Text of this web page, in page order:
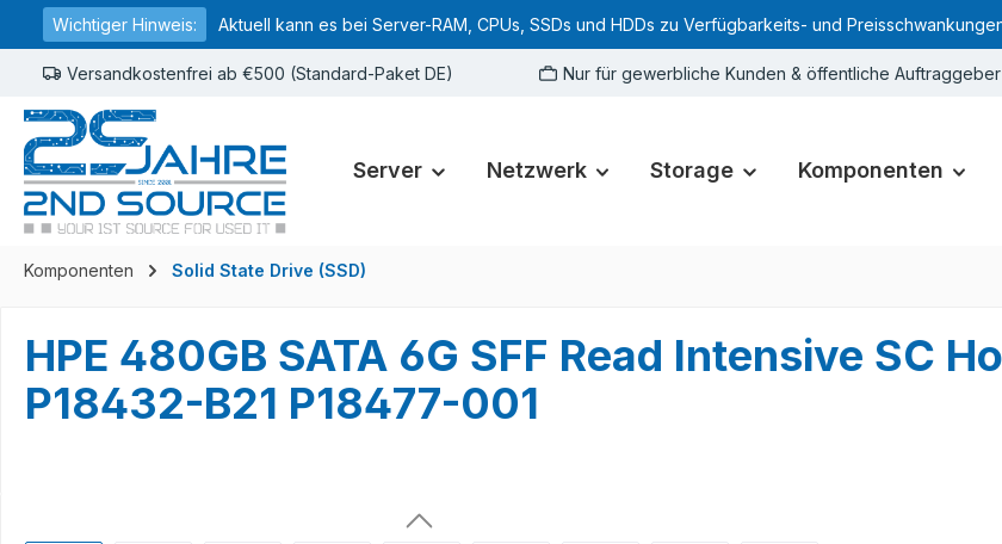
Zur Hauptnavigation springen
Wichtiger Hinweis: Aktuell kann es bei Server-RAM, CPUs, SSDs und HDDs zu Verfügbarkeits- und
Versandkostenfrei ab €500 (Standard-Paket DE) Nur für gewerbliche Kunden & öffentliche Auftraggeber
Server Netzwerk Storage Komponenten
Komponenten Solid State Drive (SSD)
HPE 480GB SATA 6G SFF Read Intensive SC
P18432-B21 P18477-001